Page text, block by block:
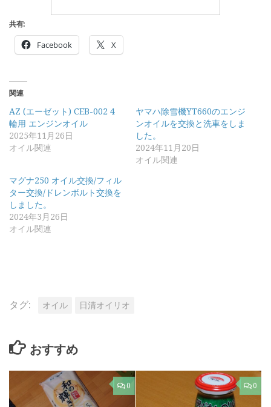
共有:
Facebook X
関連
AZ (エーゼット) CEB-002 4
輪用 エンジンオイル
2025年11月26日
オイル関連
ヤマハ除雪機YT660のエンジ
ンオイルを交換と洗車をしま
した。
2024年11月20日
オイル関連
マグナ250 オイル交換/フィル
ター交換/ドレンボルト交換を
しました。
2024年3月26日
オイル関連
タグ: オイル 日清オイリオ
おすすめ
0 0